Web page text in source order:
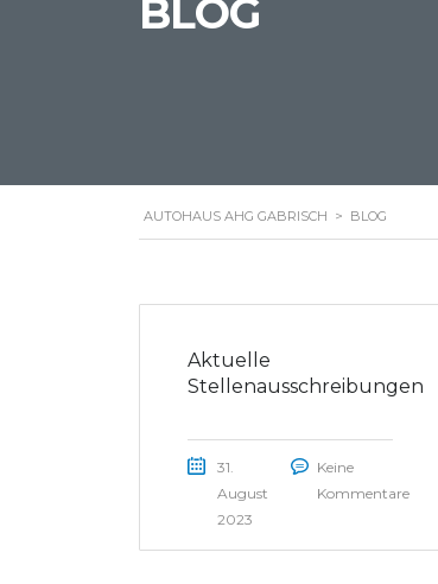
BLOG
AUTOHAUS AHG GABRISCH > BLOG
Aktuelle
Stellenausschreibungen
31.
August
2023
Keine
Kommentare